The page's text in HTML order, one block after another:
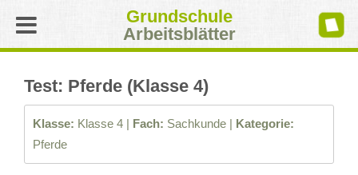
Grundschule
Arbeitsblätter
Test: Pferde (Klasse 4)
Klasse: Klasse 4 | Fach: Sachkunde | Kategorie:
Pferde